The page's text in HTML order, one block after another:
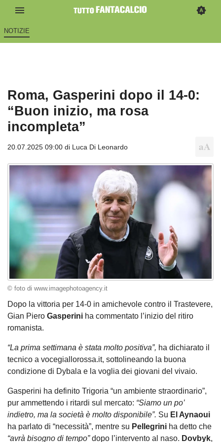
NOTIZIE
Roma, Gasperini dopo il 14-0:
“Buon inizio, ma rosa
incompleta”
20.07.2025 09:00 di Luca Di Leonardo
© foto di www.imagephotoagency.it
Dopo la vittoria per 14-0 in amichevole contro il Trastevere,
Gian Piero Gasperini ha commentato l’inizio del ritiro
romanista.
“La prima settimana è stata molto positiva”, ha dichiarato il
tecnico a vocegiallorossa.it, sottolineando la buona
condizione di Dybala e la voglia dei giovani del vivaio.
Gasperini ha definito Trigoria “un ambiente straordinario”,
pur ammettendo i ritardi sul mercato: “Siamo un po’
indietro, ma la società è molto disponibile”. Su El Aynaoui
ha parlato di “necessità”, mentre su Pellegrini ha detto che
“avrà bisogno di tempo”dopo l’intervento al naso. Dovbyk,